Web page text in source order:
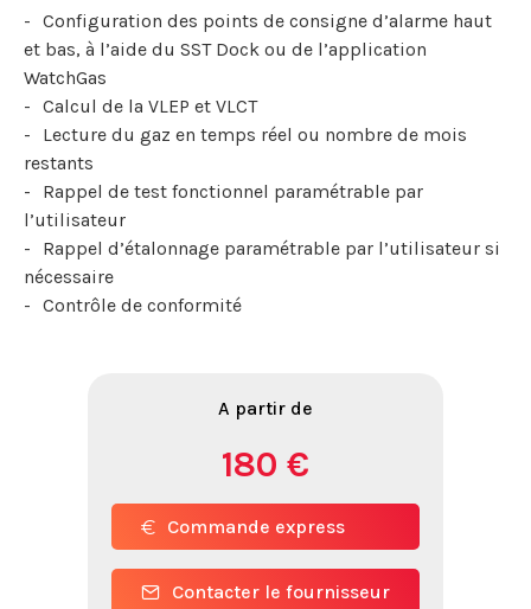
Configuration des points de consigne d’alarme haut
et bas, à l’aide du SST Dock ou de l’application
WatchGas
Calcul de la VLEP et VLCT
Lecture du gaz en temps réel ou nombre de mois
restants
Rappel de test fonctionnel paramétrable par
l’utilisateur
Rappel d’étalonnage paramétrable par l’utilisateur si
nécessaire
Contrôle de conformité
A partir de
180 €
Commande express
Contacter le fournisseur